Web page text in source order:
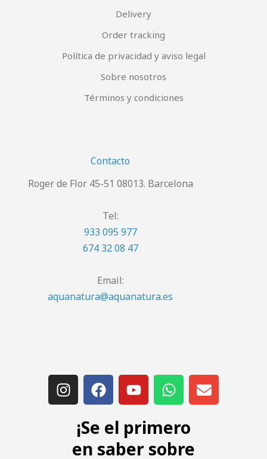
Delivery
Order tracking
Política de privacidad y aviso legal
Sobre nosotros
Términos y condiciones
Contacto
Roger de Flor 45-51 08013. Barcelona
Tel:
933 095 977
674 32 08 47
Email:
aquanatura@aquanatura.es
¡Se el primero
en saber sobre